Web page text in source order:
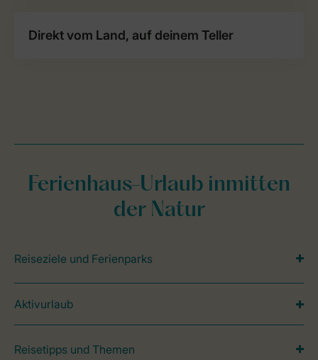
Direkt vom Land, auf deinem Teller
Ferienhaus-Urlaub inmitten
der Natur
Reiseziele und Ferienparks
Aktivurlaub
Reisetipps und Themen